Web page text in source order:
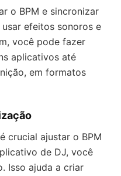
o BPM e sincronizar
efeitos sonoros e
você pode fazer
aplicativos até
em formatos
crucial ajustar o BPM
de DJ, você
Isso ajuda a criar